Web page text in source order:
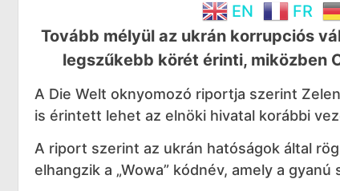
EN FR
Tovább mélyül az ukrán korrupciós
legszűkebb körét érinti, miközben
A Die Welt oknyomozó riportja szerint
is érintett lehet az elnöki hivatal korábbi
A riport szerint az ukrán hatóságok által
elhangzik a „Wowa” kódnév, amely a